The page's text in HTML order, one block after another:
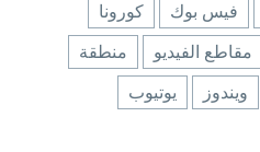
فيس بوك كورونا
مقاطع الفيديو منطقة
ويندوز يوتيوب